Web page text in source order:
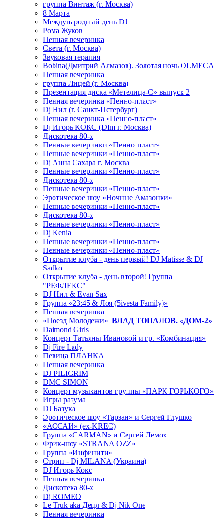
группа Винтаж (г. Москва)
8 Марта
Международный день DJ
Рома Жуков
Пенная вечеринка
Света (г. Москва)
Звуковая терапия
Bobina(Дмитрий Алмазов). Золотая ночь OLMECA
Пенная вечеринка
группа Лицей (г. Москва)
Презентация диска «Метелица-С» выпуск 2
Пенная вечеринка «Пенно-пласт»
Dj Нил (г. Санкт-Петербург)
Пенная вечеринка «Пенно-пласт»
Dj Игорь КОКС (Dfm г. Москва)
Дискотека 80-х
Пенные вечеринки «Пенно-пласт»
Пенные вечеринки «Пенно-пласт»
Dj Анна Сахара г. Москва
Пенные вечеринки «Пенно-пласт»
Дискотека 80-х
Пенные вечеринки «Пенно-пласт»
Эротическое шоу «Ночные Амазонки»
Пенные вечеринки «Пенно-пласт»
Дискотека 80-х
Пенные вечеринки «Пенно-пласт»
Dj Kenia
Пенные вечеринки «Пенно-пласт»
Пенные вечеринки «Пенно-пласт»
Открытие клуба - день первый! DJ Matisse & DJ
Sadko
Открытие клуба - день второй! Группа
"РЕФЛЕКС"
DJ Нил & Evan Sax
Группа «23:45 & Лоя (5ivesta Family)»
Пенная вечеринка
«Поезд Молодежи». ВЛАД ТОПАЛОВ. «ДОМ-2»
Daimond Girls
Концерт Татьяны Ивановой и гр. «Комбинация»
Dj Fire Lady
Певица ПЛАНКА
Пенная вечеринка
DJ PILIGRIM
DMC SIMON
Концерт музыкантов группы «ПАРК ГОРЬКОГО»
Игры разума
DJ Базука
Эротическое шоу «Тарзан» и Сергей Глушко
«АССАИ» (ex-KREC)
Группа «CARMAN» и Сергей Лемох
Фрик-шоу «STRANA OZZ»
Группа «Инфинити»
Стрип - Dj MILANA (Украина)
DJ Игорь Кокс
Пенная вечеринка
Дискотека 80-х
Dj ROMEO
Le Truk aka Децл & Dj Nik One
Пенная вечеринка